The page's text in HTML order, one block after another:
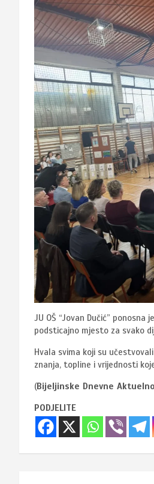
JU OŠ “Jovan Dučić”
podsticajno mjesto za svako
Hvala svima koji su
znanja, topline i vrijednosti
(Bijeljinske Dnevne
PODJELITE